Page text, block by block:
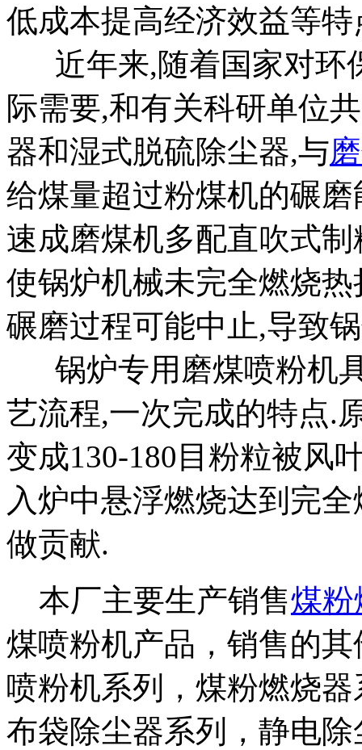
低成本提高经济效益等特
近年来,随着国家对环
际需要,和有关科研单位
器和湿式脱硫除尘器,与
给煤量超过粉煤机的碾
速成磨煤机多配直吹式
使锅炉机械未完全燃烧
碾磨过程可能中止,导致
锅炉专用磨煤喷粉机
艺流程,一次完成的特点.
变成130-180目粉粒被风
入炉中悬浮燃烧达到完
做贡献.
本厂主要生产销售煤粉
煤喷粉机产品，销售的
喷粉机系列，煤粉燃烧
布袋除尘器系列，静电